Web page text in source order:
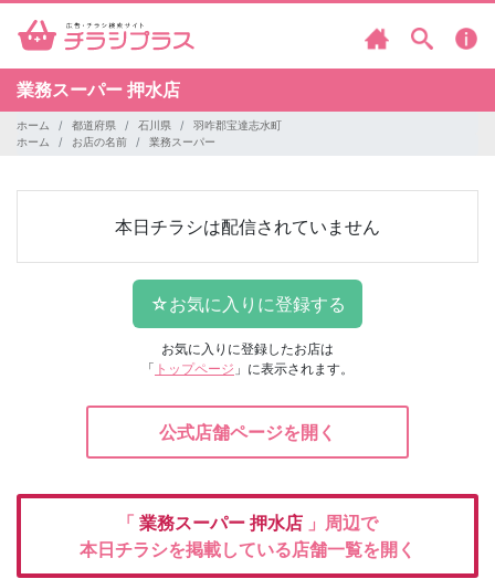
業務スーパー 押水店
ホーム 都道府県 石川県
羽咋郡宝達志水町
ホーム
お店の名前 業務スーパー
本日チラシは配信されていません
お気に入りに登録したお店は
「 トップページ 」に表示されます。
公式店舗ページを開く
「 業務スーパー 押水店 」周辺で
本日チラシを掲載している店舗一覧を開く